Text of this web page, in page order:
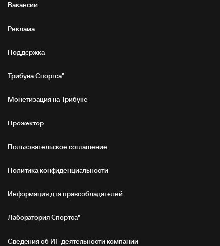
Вакансии
Реклама
Поддержка
Трибуна Спортса"
Монетизация на Трибуне
Прожектор
Пользовательское соглашение
Политика конфиденциальности
Информация для правообладателей
Лаборатория Спортса"
Сведения об ИТ‑деятельности компании